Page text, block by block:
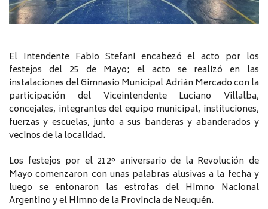
El Intendente Fabio Stefani encabezó el acto por los
festejos del 25 de Mayo; el acto se realizó en las
instalaciones del Gimnasio Municipal Adrián Mercado con la
participación del Viceintendente Luciano Villalba,
concejales, integrantes del equipo municipal, instituciones,
fuerzas y escuelas, junto a sus banderas y abanderados y
vecinos de la localidad.
Los festejos por el 212° aniversario de la Revolución de
Mayo comenzaron con unas palabras alusivas a la fecha y
luego se entonaron las estrofas del Himno Nacional
Argentino y el Himno de la Provincia de Neuquén.